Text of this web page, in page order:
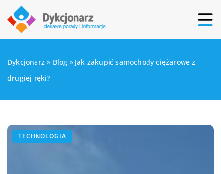
Dykcjonarz » Blog » Jak zakupić samochody ciężarowe z
drugiej ręki?
TECHNOLOGIA